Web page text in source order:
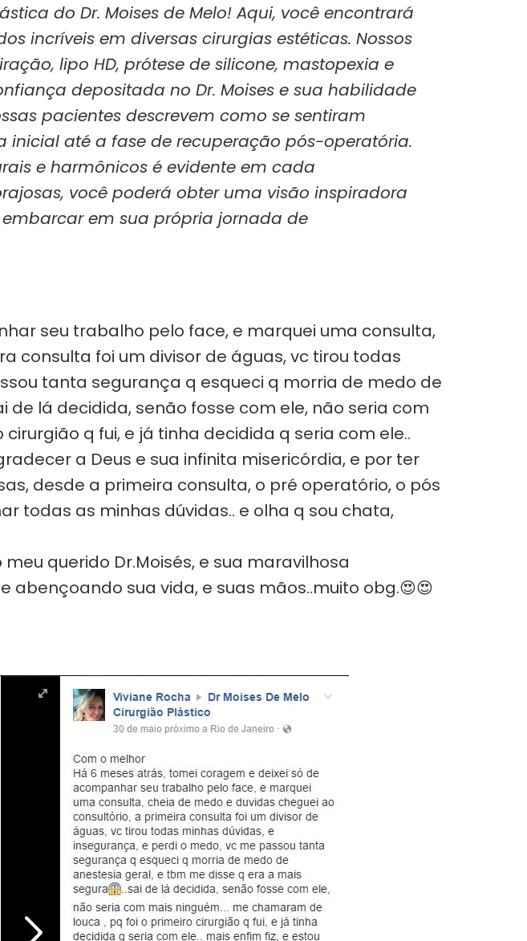
do Dr. Moises de Melo! Aqui, você encontrará
incríveis em diversas cirurgias estéticas. Nossos
lipo HD, prótese de silicone, mastopexia e
depositada no Dr. Moises e sua habilidade
pacientes descrevem como se sentiram
inicial até a fase de recuperação pós-operatória.
e harmônicos é evidente em cada
você poderá obter uma visão inspiradora
em sua própria jornada de
seu trabalho pelo face, e marquei uma consulta,
consulta foi um divisor de águas, vc tirou todas
tanta segurança q esqueci q morria de medo de
lá decidida, senão fosse com ele, não seria com
q fui, e já tinha decidida q seria com ele..
a Deus e sua infinita misericórdia, e por ter
desde a primeira consulta, o pré operatório, o pós
todas as minhas dúvidas.. e olha q sou chata,
querido Dr.Moisés, e sua maravilhosa
abençoando sua vida, e suas mãos..muito obg.😍😍